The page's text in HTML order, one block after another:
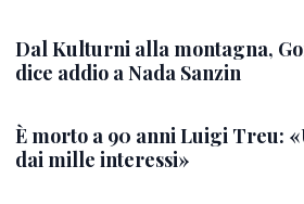
Dal Kulturni alla montagna,
dice addio a Nada Sanzin
È morto a 90 anni Luigi Treu:
dai mille interessi»